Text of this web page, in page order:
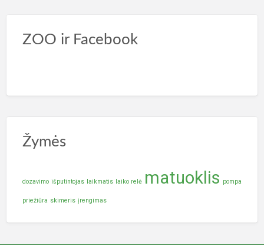
ZOO ir Facebook
Žymės
dozavimo išputintojas laikmatis laiko relė matuoklis pompa
priežiūra skimeris įrengimas